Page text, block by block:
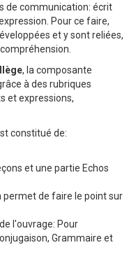
de communication: écrit
Pour ce faire,
et y sont reliées,
, la composante
à des rubriques
et expressions,
constitué de:
et une partie Echos
permet de faire le point sur
l'ouvrage: Pour
Grammaire et